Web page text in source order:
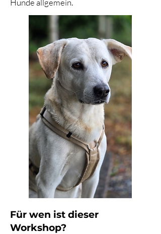
Hunde allgemein.
Für wen ist dieser
Workshop?